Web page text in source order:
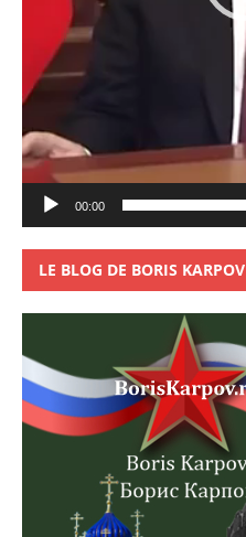
00:00
LE BLOG DE BORIS KARPOV